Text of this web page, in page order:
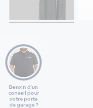
Besoin d'un
conseil pour
votre porte
de garage ?